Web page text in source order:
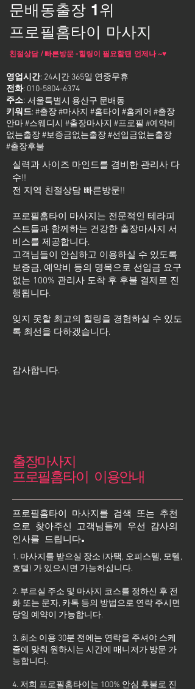
문배동출장 1위
프로필홈타이 마사지
친절상담 / 빠른방문 -힐링이 필요할땐 언제나 ~♥
영업시간: 24시간 365일 연중무휴
전화: 010-5804-6374
주소:
키워드: #출장 #마사지 #홈타이 #홈케어 #출장
안마 #스웨디시 #출장마사지 #프로필 #예약비
없는출장 #보증금없는출장 #선입금없는출장
#출장후불
서울특별시 용산구 문배동
실력과 사이즈 마인드를 겸비한 관리사 다
수!!
전 지역 친절상담 빠른방문!!
프로필홈타이 마사지는 전문적인 테라피
스트들과 함께하는 건강한 출장마사지 서
비스를 제공합니다.
고객님들이 안심하고 이용하실 수 있도록
보증금, 예약비 등의 명목으로 선입금 요구
없는 100% 관리사 도착 후 후불 결제로 진
행됩니다.
잊지 못할 최고의 힐링을 경험하실 수 있도
록 최선을 다하겠습니다.
​감사합니다.
출장마사지
프로필홈타이 이용안내
프로필홈타이 마사지를 검색 또는 추천
으로 찾아주신 고객님들께 우선 감사의
인사를 드립니다.
1. 마사지를 받으실 장소 (자택, 오피스텔, 모텔,
호텔) 가 있으시면 가능하십니다.
2. 부르실 주소 및 마사지 코스를 정하신 후 전
화 또는 문자, 카톡 등의 방법으로 연락 주시면
당일 예약이 가능합니다.
3. 최소 이용 30분 전에는 연락을 주셔야 스케
줄에 맞춰 원하시는 시간에 매니저가 방문 가
능합니다.
4. 저희 프로필홈타이는 100% 안심 후불로 진